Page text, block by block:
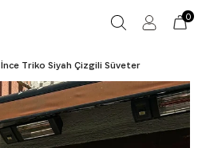
0
İnce Triko Siyah Çizgili Süveter